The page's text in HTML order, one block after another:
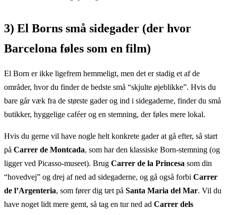
3) El Borns små sidegader (der hvor
Barcelona føles som en film)
El Born er ikke ligefrem hemmeligt, men det er stadig et af de
områder, hvor du finder de bedste små “skjulte øjeblikke”. Hvis du
bare går væk fra de største gader og ind i sidegaderne, finder du små
butikker, hyggelige caféer og en stemning, der føles mere lokal.
Hvis du gerne vil have nogle helt konkrete gader at gå efter, så start
på Carrer de Montcada, som har den klassiske Born-stemning (og
ligger ved Picasso-museet). Brug Carrer de la Princesa som din
“hovedvej” og drej af ned ad sidegaderne, og gå også forbi Carrer
de l’Argenteria, som fører dig tæt på Santa Maria del Mar. Vil du
have noget lidt mere gemt, så tag en tur ned ad Carrer dels